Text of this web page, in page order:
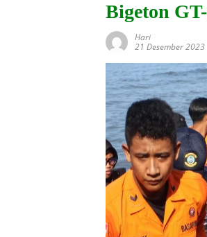
Bigeton
Hari
21 Desember 2023